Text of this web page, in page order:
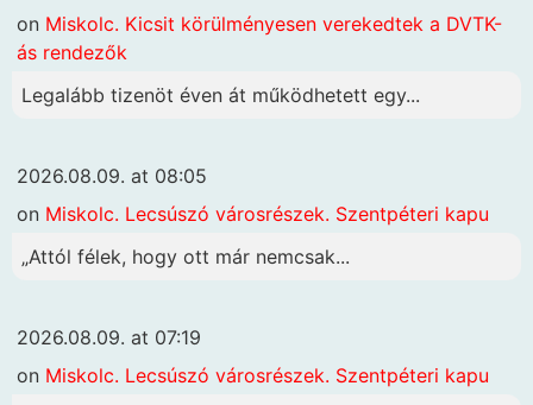
on Miskolc. Kicsit körülményesen verekedtek a DVTK-
ás rendezők
Legalább tizenöt éven át működhetett egy...
2026.08.09. at 08:05
on Miskolc. Lecsúszó városrészek. Szentpéteri kapu
„Attól félek, hogy ott már nemcsak...
2026.08.09. at 07:19
on Miskolc. Lecsúszó városrészek. Szentpéteri kapu